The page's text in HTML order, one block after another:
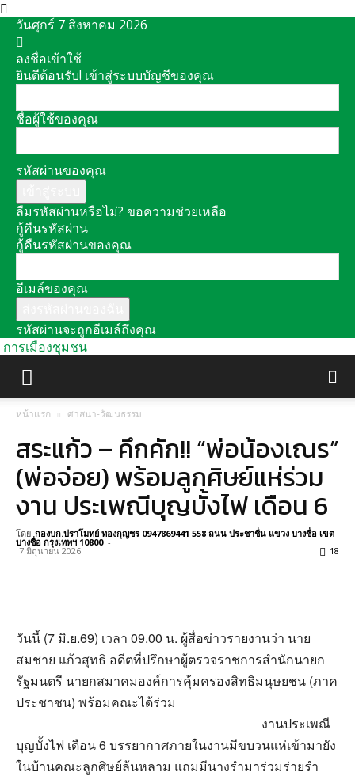
วันศุกร์ 7 สิงหาคม 2026
ลงชื่อเข้าใช้
ยินดีต้อนรับ! เข้าสู่ระบบบัญชีของคุณ
ชื่อผู้ใช้ของคุณ
รหัสผ่านของคุณ
ลืมรหัสผ่านหรือไม่? ขอความช่วยเหลือ
กู้คืนรหัสผ่าน
กู้คืนรหัสผ่านของคุณ
อีเมล์ของคุณ
รหัสผ่านจะถูกอีเมล์ถึงคุณ
การเมืองชุมชน
หน้าแรก ศาสนา-วัฒนธรรม
สระแก้ว – คึกคัก!! “พ่อน้องเณร”
(พ่อจ่อย) พร้อมลูกศิษย์แห่ร่วม
งาน ประเพณีบุญบั้งไฟ เดือน 6
โดย กองบก.ปราโมทย์ ทองกุญชร 0947869441 558 ถนน ประชาชื่น แขวง บางซื่อ เขต
บางซื่อ กรุงเทพฯ 10800 -
7 มิถุนายน 2026 18
‎วันนี้ (7 มิ.ย.69) เวลา 09.00 น. ผู้สื่อข่าวรายงานว่า นาย
สมชาย แก้วสุทธิ อดีตที่ปรึกษาผู้ตรวจราชการสำนักนายก
รัฐมนตรี นายกสมาคมองค์การคุ้มครองสิทธิมนุษยชน (ภาค
ประชาชน) พร้อมคณะได้ร่วม
งานประเพณี
บุญบั้งไฟ เดือน 6 บรรยากาศภายในงานมีขบวนแห่เข้ามายัง
ในบ้านคณะลูกศิษย์ล้นหลาม แถมมีนางรำมาร่วมร่ายรำ